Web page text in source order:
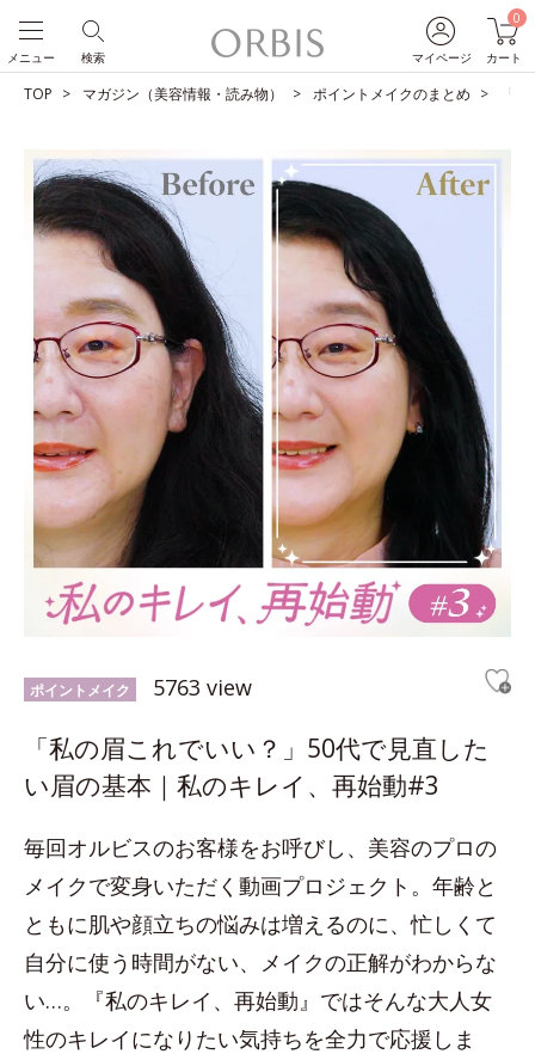
マイページ
0
カート
検索
メニュー
TOP マガジン（美容情報・読み物） ポイントメイクのまとめ 「
ポイントメイク 5763 view
「私の眉これでいい？」50代で見直した
い眉の基本｜私のキレイ、再始動#3
毎回オルビスのお客様をお呼びし、美容のプロの
メイクで変身いただく動画プロジェクト。年齢と
ともに肌や顔立ちの悩みは増えるのに、忙しくて
自分に使う時間がない、メイクの正解がわからな
い…。『私のキレイ、再始動』ではそんな大人女
性のキレイになりたい気持ちを全力で応援しま